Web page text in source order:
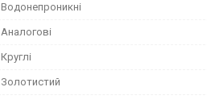
Водонепроникні
Аналогові
Круглі
Золотистий